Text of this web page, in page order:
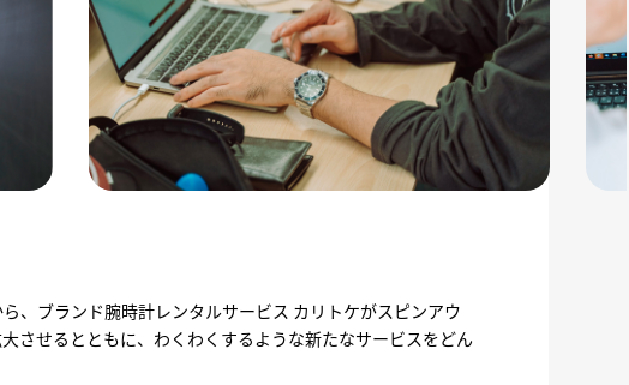
、ブランド腕時計レンタルサービス カリトケがスピンアウ
させるとともに、わくわくするような新たなサービスをどん